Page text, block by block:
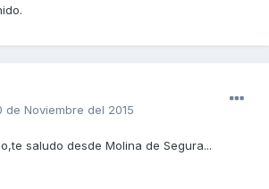
de Noviembre del 2015
saludo desde Molina de Segura...